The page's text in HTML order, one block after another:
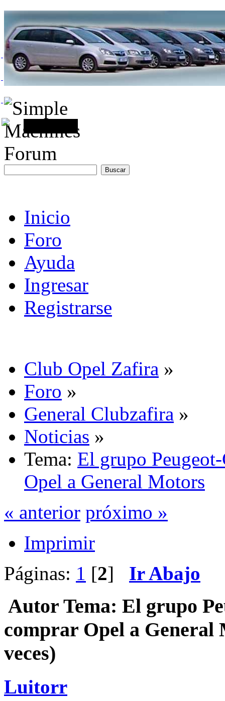
Inicio
Foro
Ayuda
Ingresar
Registrarse
Club Opel Zafira »
Foro »
General Clubzafira »
Noticias »
Tema: El grupo
Opel a General Motors
« anterior próximo »
Imprimir
Páginas: 1 [2] Ir Abajo
Autor Tema: El grupo
comprar Opel a General
veces)
Luitorr